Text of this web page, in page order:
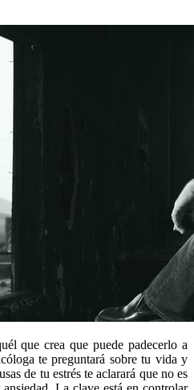
que crea que puede padecerlo a
te preguntará sobre tu vida y
de tu estrés te aclarará que no es